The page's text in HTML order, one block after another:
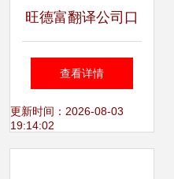
旺德富翻译公司口
译服务成功案例 多
语言沟通助力上海
查看详情
更新时间：2026-08-03
19:14:02